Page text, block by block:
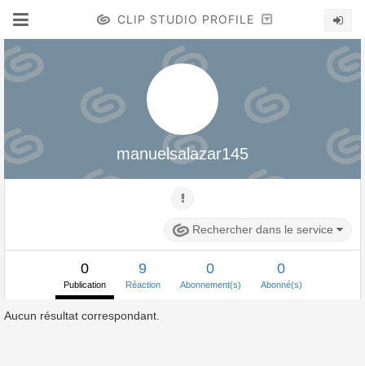
CLIP STUDIO PROFILE
manuelsalazar145
Rechercher dans le service
0
Publication
9
Réaction
0
Abonnement(s)
0
Abonné(s)
Aucun résultat correspondant.